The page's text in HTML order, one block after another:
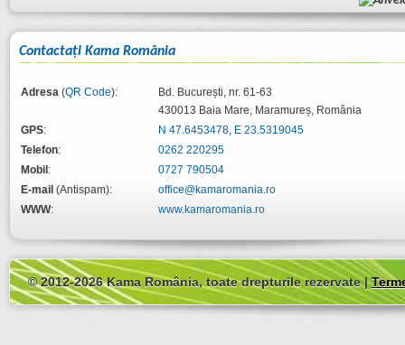
Contactaţi Kama România
Adresa (QR Code):
Bd. București, nr. 61-63
430013 Baia Mare, Maramureș, România
GPS:
N 47.6453478, E 23.5319045
Telefon:
0262 220295
Mobil :
0727 790504
E-mail (Antispam):
office@kamaromania.ro
WWW: www.kamaromania.ro
© 2012-2026 Kama România, toate drepturile rezervate |